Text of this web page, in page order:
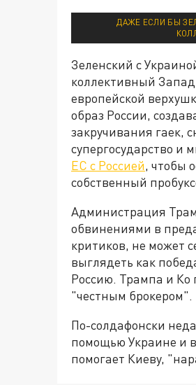
ДАЖЕ ЕСЛИ БЫ
Зеленский с
коллективный Запад
европейской
образ России,
закручивания гаек,
супергосударство
ЕС с Россией, чтобы
собственный
Администрация
обвинениями в
критиков, не может
выглядеть как
Россию. Трампа и Ко
"честным брокером".
По-солдафонски
помощью Украине и
помогает Киеву,